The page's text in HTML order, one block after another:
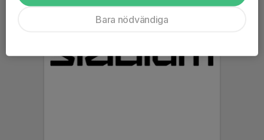
Bara nödvändiga